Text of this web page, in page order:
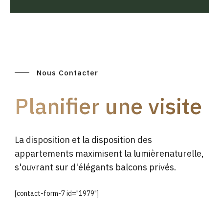
Nous Contacter
Planifier une visite
La disposition et la disposition des
appartements maximisent la lumièrenaturelle,
s'ouvrant sur d'élégants balcons privés.
[contact-form-7 id="1979"]